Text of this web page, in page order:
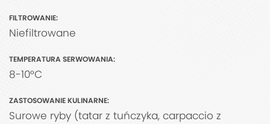
FILTROWANIE:
Niefiltrowane
TEMPERATURA SERWOWANIA:
8-10°C
ZASTOSOWANIE KULINARNE:
Surowe ryby (tatar z tuńczyka, carpaccio z